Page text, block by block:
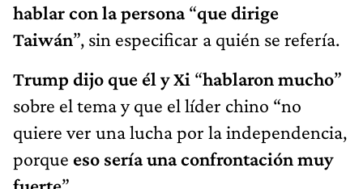
hablar con la persona“que dirige
Taiwán”, sin especificar a quién se refería.
Trump dijo que él y Xi “hablaron mucho”
sobre el tema y que el líder chino “no
quiere ver una lucha por la independencia,
porque eso sería una confrontación muy